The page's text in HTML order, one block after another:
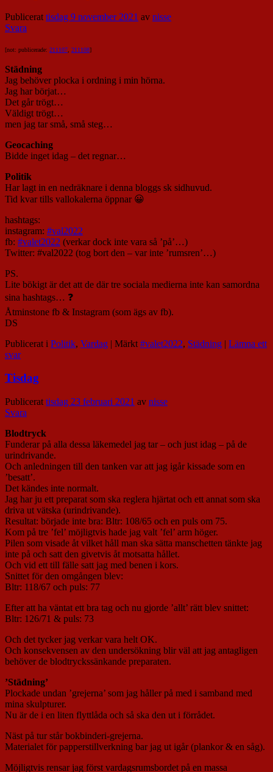
Publicerat tisdag 9 november 2021 av nisse
Svara
[not: publicerade: 211107 211108]
Städning
Jag behöver plocka i ordning i min hörna.
Jag har börjat…
Det går trögt…
Väldigt trögt…
men jag tar små, små steg…
Geocaching
Bidde inget idag – det regnar…
Politik
Har lagt in en nedräknare i denna bloggs sk sidhuvud.
Tid kvar tills vallokalerna öppnar 😀
hashtags:
instagram: #val2022
fb: #valet2022 (verkar dock inte vara så ’på’…)
Twitter: #val2022 (tog bort den – var inte ’rumsren’…)
PS.
Lite bökigt är det att de där tre sociala medierna inte kan samordna
sina hashtags… ❓
Åtminstone fb & Instagram (som ägs av fb).
DS
Publicerat i Politik, Vardag | Märkt #valet2022, Städning | Lämna ett
svar
Tisdag
Publicerat tisdag 23 februari 2021 av nisse
Svara
Blodtryck
Funderar på alla dessa läkemedel jag tar – och just idag – på de
urindrivande.
Och anledningen till den tanken var att jag igår kissade som en
’besatt’.
Det kändes inte normalt.
Jag har ju ett preparat som ska reglera hjärtat och ett annat som ska
driva ut vätska (urindrivande).
Resultat: började inte bra: Bltr: 108/65 och en puls om 75.
Kom på tre ’fel’ möjligtvis hade jag valt ’fel’ arm höger.
Pilen som visade åt vilket håll man ska sätta manschetten tänkte jag
inte på och satt den givetvis åt motsatta hållet.
Och vid ett till fälle satt jag med benen i kors.
Snittet för den omgången blev:
Bltr: 118/67 och puls: 77
Efter att ha väntat ett bra tag och nu gjorde ’allt’ rätt blev snittet:
Bltr: 126/71 & puls: 73
Och det tycker jag verkar vara helt OK.
Och konsekvensen av den undersökning blir väl att jag antagligen
behöver de blodtryckssänkande preparaten.
’Städning’
Plockade undan ’grejerna’ som jag håller på med i samband med
mina skulpturer.
Nu är de i en liten flyttlåda och så ska den ut i förrådet.
Näst på tur står bokbinderi-grejerna.
Materialet för papperstillverkning bar jag ut igår (plankor & en såg).
Möjligtvis rensar jag först vardagsrumsbordet på en massa